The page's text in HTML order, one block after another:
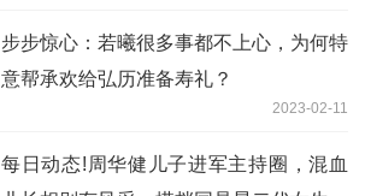
步步惊心：若曦很多事都不上心，为何特
意帮承欢给弘历准备寿礼？
2023-02-11
每日动态!周华健儿子进军主持圈，混血